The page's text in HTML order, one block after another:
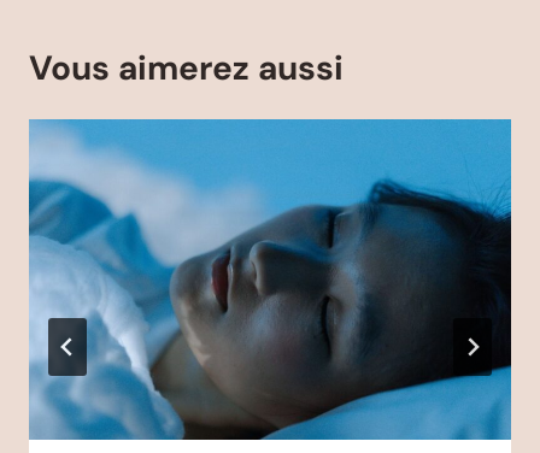
Vous aimerez aussi